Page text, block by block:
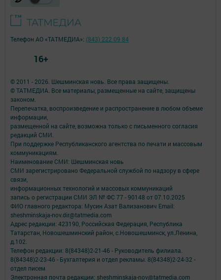
© 2011 - 2026. Шешминская новь. Все права защищены.
© ТАТМЕДИА. Все материалы, размещенные на сайте, защищены
законом.
Перепечатка, воспроизведение и распространение в любом объеме
информации,
размещенной на сайте, возможна только с письменного согласия
редакций СМИ.
При поддержке Республиканского агентства по печати и массовым
коммуникациям.
Наименование СМИ: Шешминская новь
СМИ зарегистрировано Федеральной службой по надзору в сфере
связи,
информационных технологий и массовых коммуникаций
запись о регистрации СМИ ЭЛ № ФС 77 - 90148 от 07.10.2025
ФИО главного редактора: Мусин Азат Вализанович Email:
sheshminskaja-nov.dir@tatmedia.com
Адрес редакции: 423190, Российская Федерация, Республика
Татарстан, Новошешминский район, с.Новошешминск, ул.Ленина,
д.102.
Телефон редакции: 8(84348)2-21-46 - Руководитель филиала.
8(84348)2-23-46 - Бухгалтерия и отдел рекламы. 8(84348)2-24-32 -
отдел писем
Электронная почта редакции: sheshminskaja-nov@tatmedia.com
Телефон АО «ТАТМЕДИА»: (843) 222 09 84
16+